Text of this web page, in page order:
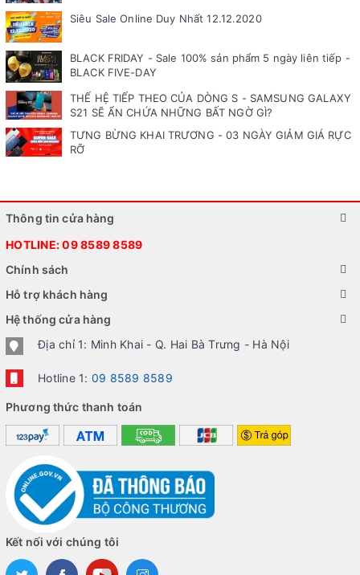
Siêu Sale Online Duy Nhất 12.12.2020
BLACK FRIDAY - Sale 100% sản phẩm 5 ngày liên tiếp -
BLACK FIVE-DAY
THẾ HỆ TIẾP THEO CỦA DÒNG S - SAMSUNG GALAXY
S21 SẼ ẨN CHỨA NHỮNG BẤT NGỜ GÌ?
TƯNG BỪNG KHAI TRƯƠNG - 03 NGÀY GIẢM GIÁ RỰC
RỠ
Thông tin cửa hàng
HOTLINE:09 8589 8589
Chính sách
Hỗ trợ khách hàng
Hệ thống cửa hàng
Địa chỉ 1: Minh Khai - Q. Hai Bà Trưng - Hà Nội
Hotline 1: 09 8589 8589
Phương thức thanh toán
Kết nối với chúng tôi